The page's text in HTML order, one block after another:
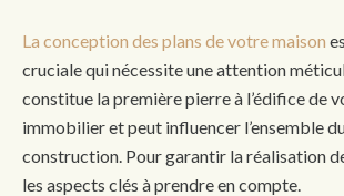
La conception des plans de votre maison
cruciale qui nécessite une attention
constitue la première pierre à l’édifice de
immobilier et peut influencer l’ensemble
construction. Pour garantir la réalisation
les aspects clés à prendre en compte.